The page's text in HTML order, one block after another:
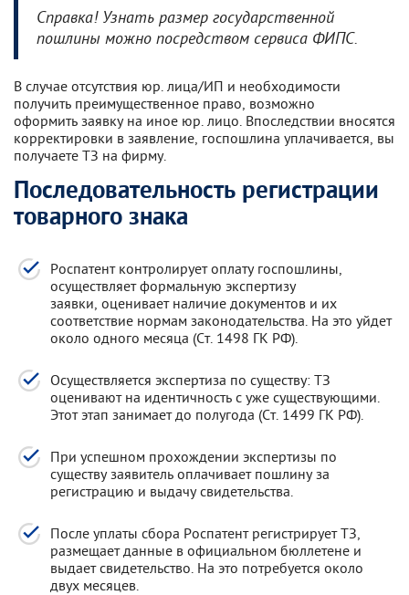
Справка! Узнать размер государственной
пошлины можно посредством сервиса ФИПС.
В случае отсутствия юр. лица/ИП и необходимости
получить преимущественное право, возможно
оформить заявку на иное юр. лицо. Впоследствии вносятся
корректировки в заявление, госпошлина уплачивается, вы
получаете ТЗ на фирму.
Последовательность регистрации
товарного знака
Роспатент контролирует оплату госпошлины,
осуществляет формальную экспертизу
заявки, оценивает наличие документов и их
соответствие нормам законодательства. На это уйдет
около одного месяца (Ст. 1498 ГК РФ).
Осуществляется экспертиза по существу: ТЗ
оценивают на идентичность с уже существующими.
Этот этап занимает до полугода (Ст. 1499 ГК РФ).
При успешном прохождении экспертизы по
существу заявитель оплачивает пошлину за
регистрацию и выдачу свидетельства.
После уплаты сбора Роспатент регистрирует ТЗ,
размещает данные в официальном бюллетене и
выдает свидетельство. На это потребуется около
двух месяцев.